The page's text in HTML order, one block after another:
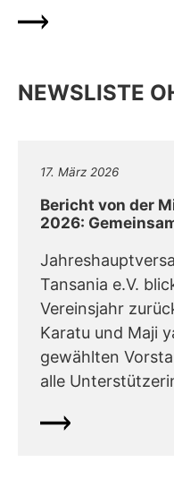
NEWSLISTE
17. März 2026
Bericht von der
2026:
Tansania e.V.
Vereinsjahr
Karatu und Maji
gewählten
alle